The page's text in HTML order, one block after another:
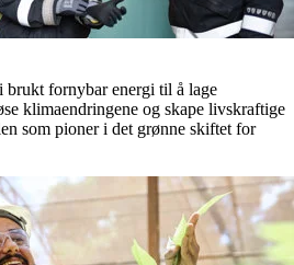
brukt fornybar energi til å lage
klimaendringene og skape livskraftige
som pioner i det grønne skiftet for